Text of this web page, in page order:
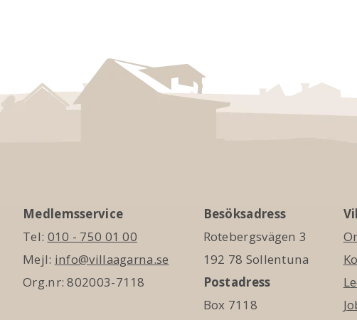
Medlemsservice
Tel: 010 - 750 01 00
Mejl: info@villaagarna.se
Org.nr: 802003-7118
Besöksadress
Rotebergsvägen 3
192 78 Sollentuna
Postadress
Box 7118